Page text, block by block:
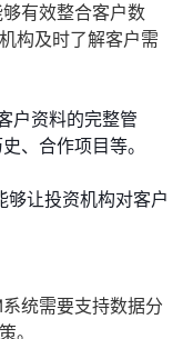
有效整合客户数
构及时了解客户需
户资料的完整管
、合作项目等。
够让投资机构对客户
统需要支持数据分
。